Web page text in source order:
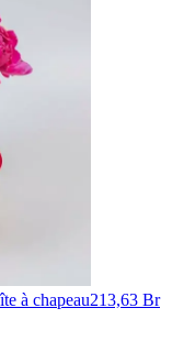
à chapeau213,63 Br